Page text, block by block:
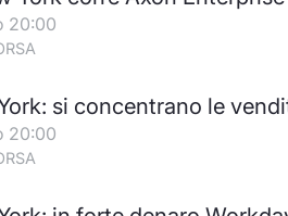
20:00
si concentrano le
20:00